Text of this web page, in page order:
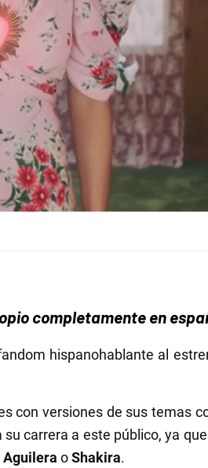
completamente en
hispanohablante al
con versiones de sus temas
carrera a este público, ya
oShakira.